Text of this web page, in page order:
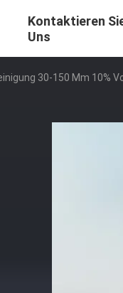
Kontaktieren
Uns
30-150 Μm 10%